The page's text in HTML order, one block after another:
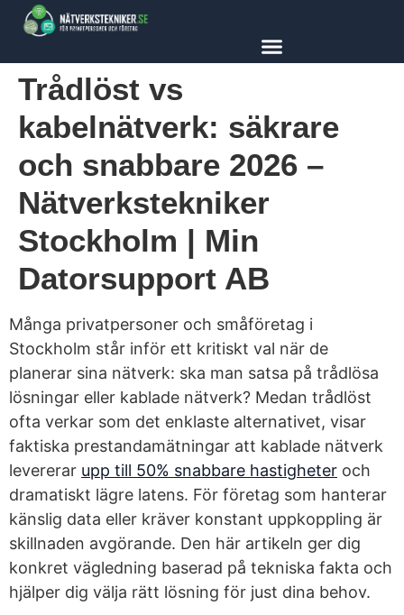
content
Trådlöst vs
kabelnätverk: säkrare
och snabbare 2026 –
Nätverkstekniker
Stockholm | Min
Datorsupport AB
Många privatpersoner och småföretag i
Stockholm står inför ett kritiskt val när de
planerar sina nätverk: ska man satsa på trådlösa
lösningar eller kablade nätverk? Medan trådlöst
ofta verkar som det enklaste alternativet, visar
faktiska prestandamätningar att kablade nätverk
levererar upp till 50% snabbare hastigheter och
dramatiskt lägre latens. För företag som hanterar
känslig data eller kräver konstant uppkoppling är
skillnaden avgörande. Den här artikeln ger dig
konkret vägledning baserad på tekniska fakta och
hjälper dig välja rätt lösning för just dina behov.